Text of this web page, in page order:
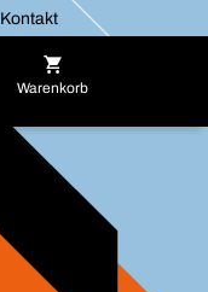
Kontakt
Warenkorb